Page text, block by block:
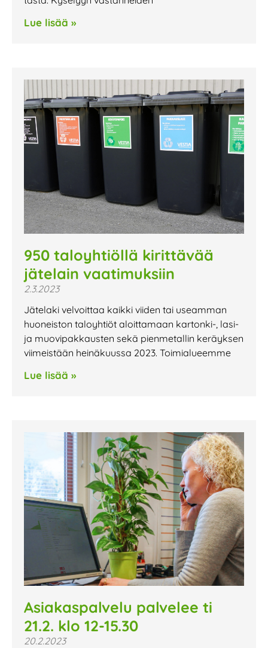
Lue lisää »
950 taloyhtiöllä kirittävää
jätelain vaatimuksiin
2.3.2023
Jätelaki velvoittaa kaikki viiden tai useamman
huoneiston taloyhtiöt aloittamaan kartonki-, lasi-
ja muovipakkausten sekä pienmetallin keräyksen
viimeistään heinäkuussa 2023. Toimialueemme
Lue lisää »
Asiakaspalvelu palvelee ti
21.2. klo 12-15.30
20.2.2023